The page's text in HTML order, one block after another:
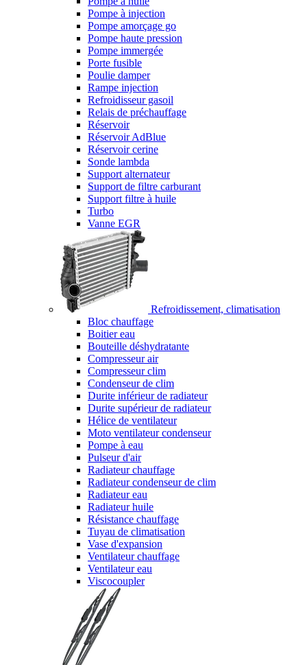
Pompe à injection
Pompe amorçage go
Pompe haute pression
Pompe immergée
Porte fusible
Poulie damper
Rampe injection
Refroidisseur gasoil
Relais de préchauffage
Réservoir
Réservoir AdBlue
Réservoir cerine
Sonde lambda
Support alternateur
Support de filtre carburant
Support filtre à huile
Turbo
Vanne EGR
Refroidissement, climatisation
Bloc chauffage
Boitier eau
Bouteille déshydratante
Compresseur air
Compresseur clim
Condenseur de clim
Durite inférieur de radiateur
Durite supérieur de radiateur
Hélice de ventilateur
Moto ventilateur condenseur
Pompe à eau
Pulseur d'air
Radiateur chauffage
Radiateur condenseur de clim
Radiateur eau
Radiateur huile
Résistance chauffage
Tuyau de climatisation
Vase d'expansion
Ventilateur chauffage
Ventilateur eau
Viscocoupler